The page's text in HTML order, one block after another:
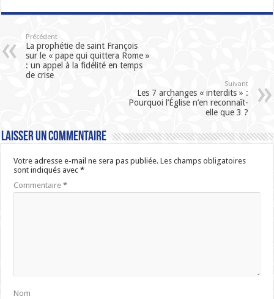
Précédent
La prophétie de saint François
sur le « pape qui quittera Rome »
: un appel à la fidélité en temps
de crise
Suivant
Les 7 archanges « interdits » :
Pourquoi l’Église n’en reconnaît-
elle que 3 ?
Laisser un commentaire
Votre adresse e-mail ne sera pas publiée. Les champs obligatoires
sont indiqués avec*
Commentaire*
Nom